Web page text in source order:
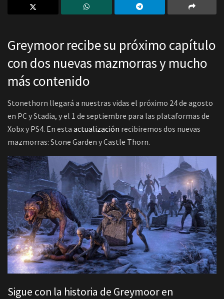
Greymoor recibe su próximo capítulo
con dos nuevas mazmorras y mucho
más contenido
Stonethorn llegará a nuestras vidas el próximo 24 de agosto
en PC y Stadia, y el 1 de septiembre para las plataformas de
Xobx y PS4. En esta actualización recibiremos dos nuevas
mazmorras: Stone Garden y Castle Thorn.
Sigue con la historia de Greymoor en